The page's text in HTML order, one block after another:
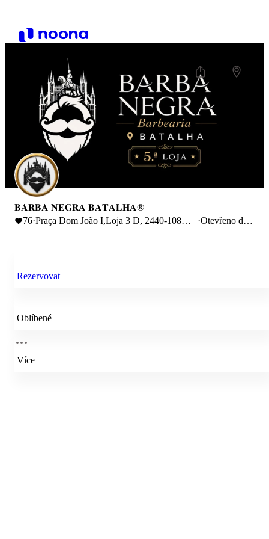
𝐁𝐀𝐑𝐁𝐀 𝐍𝐄𝐆𝐑𝐀 𝐁𝐀𝐓𝐀𝐋𝐇𝐀®
76·Praça Dom João I,Loja 3 D, 2440-108
·Otevřeno do
Rezervovat
Oblíbené
Více